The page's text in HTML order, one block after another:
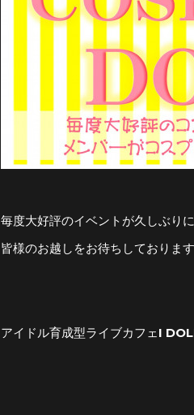
毎度大好評のイベントが久しぶり
皆様のお越しをお待ちしておりま
アイドル育成型ライブカフェI